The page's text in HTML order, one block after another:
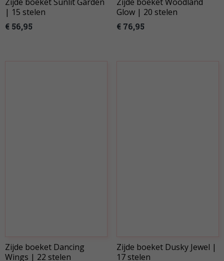
| 15 stelen
€ 56,95
Glow | 20 stelen
€ 76,95
Zijde boeket Dancing
Wings | 22 stelen
Zijde boeket Dusky Jewel |
17 stelen